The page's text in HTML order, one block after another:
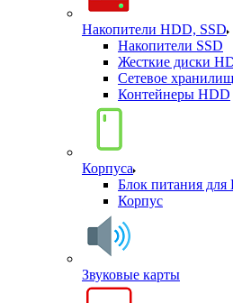
Накопители HDD, SSD
Накопители SSD
Жесткие диски
Сетевое
Контейнеры HDD
Корпуса
Блок питания
Корпус
Звуковые карты